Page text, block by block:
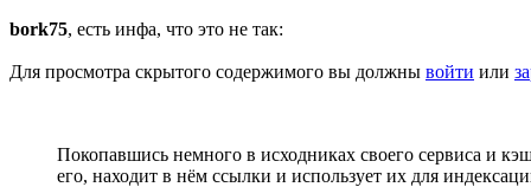
bork75, есть инфа, что это не так:
Для просмотра скрытого содержимого вы должны войти или
Покопавшись немного в исходниках своего сервиса и
его, находит в нём ссылки и использует их для